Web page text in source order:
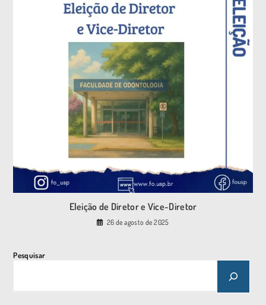
Eleição de Diretor e Vice-Diretor
26 de agosto de 2025
Pesquisar